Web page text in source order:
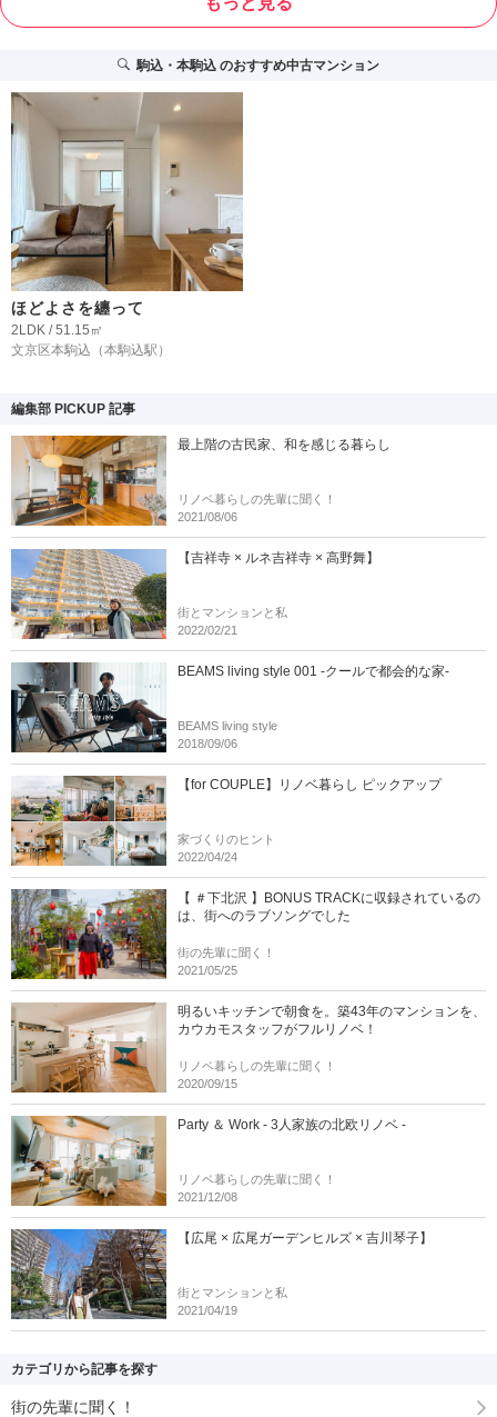
駒込・本駒込のおすすめ中古マンション
ほどよさを纏って
2LDK / 51.15㎡
文京区本駒込 （本駒込駅）
編集部 PICKUP 記事
最上階の古民家、和を感じる暮らし
リノベ暮らしの先輩に聞く！
2021/08/06
【吉祥寺 × ルネ吉祥寺 × 高野舞】
街とマンションと私
2022/02/21
BEAMS living style 001 -クールで都会的な家-
BEAMS living style
2018/09/06
【for COUPLE】リノベ暮らし ピックアップ
家づくりのヒント
2022/04/24
【 ＃下北沢 】BONUS TRACKに収録されているの
は、街へのラブソングでした
街の先輩に聞く！
2021/05/25
明るいキッチンで朝食を。築43年のマンションを、
カウカモスタッフがフルリノベ！
リノベ暮らしの先輩に聞く！
2020/09/15
Party ＆ Work - 3人家族の北欧リノベ -
リノベ暮らしの先輩に聞く！
2021/12/08
【広尾 × 広尾ガーデンヒルズ × 吉川琴子】
街とマンションと私
2021/04/19
カテゴリから記事を探す
街の先輩に聞く！